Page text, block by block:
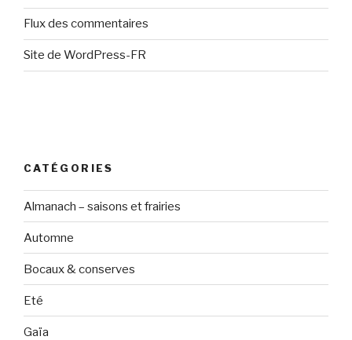
Flux des commentaires
Site de WordPress-FR
CATÉGORIES
Almanach – saisons et frairies
Automne
Bocaux & conserves
Eté
Gaïa